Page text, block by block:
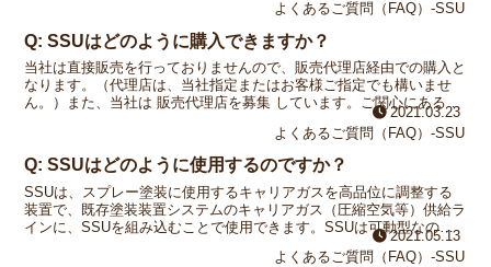
よくあるご質問（FAQ）-SSU
Q: SSUはどのように購入できますか？
当社は直接販売を行っておりませんので、販売代理店経由での購入と
なります。（代理店は、当社指定またはお客様ご指定でも構いませ
ん。）また、当社は 販売代理店を募集 しています。ご関心にある方
2021.03.23
よくあるご質問（FAQ）-SSU
Q: SSUはどのように使用するのですか？
SSUは、スプレー塗装に使用するキャリアガスを高品位に調整する
装置で、既存塗装装置システムのキャリアガス（圧縮空気等）供給ラ
インに、SSUを組み込むことで使用できます。SSUは可動型なの
で、既存のコンプレッサーとガンの設置レイアウトをほとん...2021.05.13
よくあるご質問（FAQ）-SSU